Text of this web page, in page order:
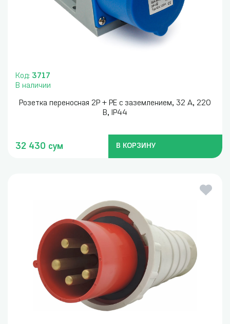
Код: 3717
В наличии
Розетка переносная 2P + PE с заземлением, 32 А, 220
В, IP44
32 430 сум В КОРЗИНУ